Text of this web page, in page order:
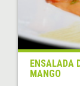
ENSALADA
MANGO